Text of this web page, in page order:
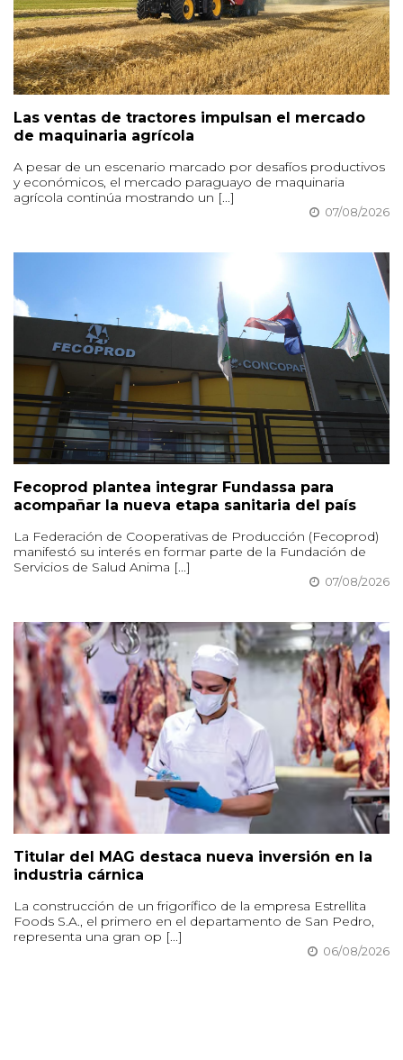
Las ventas de tractores impulsan el mercado
de maquinaria agrícola
A pesar de un escenario marcado por desafíos productivos
y económicos, el mercado paraguayo de maquinaria
agrícola continúa mostrando un [...]
07/08/2026
Fecoprod plantea integrar Fundassa para
acompañar la nueva etapa sanitaria del país
La Federación de Cooperativas de Producción (Fecoprod)
manifestó su interés en formar parte de la Fundación de
Servicios de Salud Anima [...]
07/08/2026
Titular del MAG destaca nueva inversión en la
industria cárnica
La construcción de un frigorífico de la empresa Estrellita
Foods S.A., el primero en el departamento de San Pedro,
representa una gran op [...]
06/08/2026